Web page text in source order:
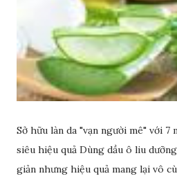
Sở hữu làn da "vạn người mê" với 7
siêu hiệu quả Dùng dầu ô liu
giản nhưng hiệu quả mang lại vô